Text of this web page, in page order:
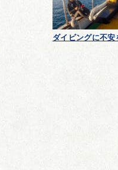
ダイビングに不安